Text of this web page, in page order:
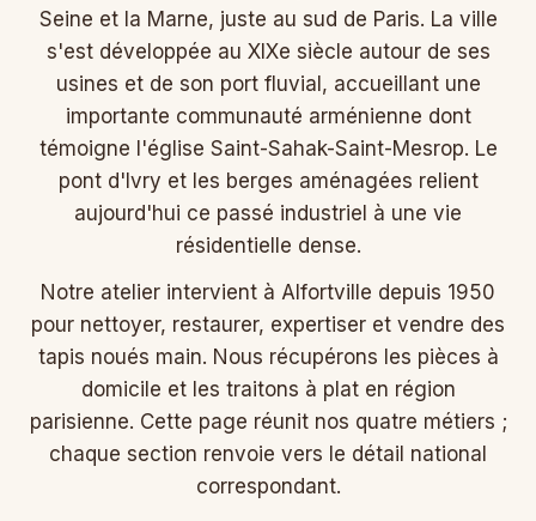
Seine et la Marne, juste au sud de Paris. La ville
s'est développée au XIXe siècle autour de ses
usines et de son port fluvial, accueillant une
importante communauté arménienne dont
témoigne l'église Saint-Sahak-Saint-Mesrop. Le
pont d'Ivry et les berges aménagées relient
aujourd'hui ce passé industriel à une vie
résidentielle dense.
Notre atelier intervient à Alfortville depuis 1950
pour nettoyer, restaurer, expertiser et vendre des
tapis noués main. Nous récupérons les pièces à
domicile et les traitons à plat en région
parisienne. Cette page réunit nos quatre métiers ;
chaque section renvoie vers le détail national
correspondant.